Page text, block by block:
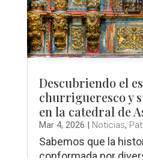
Descubriendo el
churrigueresco y
en la catedral de
Mar 4, 2026 | Noticias,
Sabemos que la
conformada por